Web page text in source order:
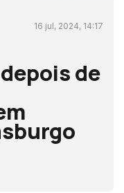
16 jul, 2024, 14:17
de